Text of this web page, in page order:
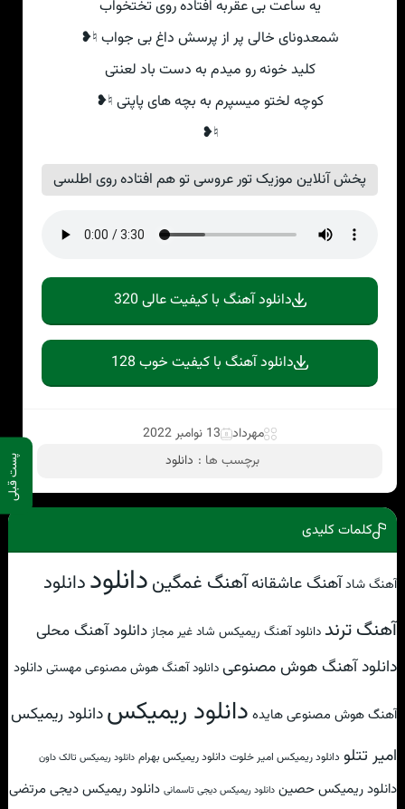
پست قبلی
یه ساعت بی عقربه افتاده روی تختخواب
شمعدونای خالی پر از پرسش داغ بی جواب ♮❥
کلید خونه رو میدم به دست باد لعنتی
کوچه لختو میسپرم به بچه های پاپتی ♮❥
♮❥
پخش آنلاین موزیک تور عروسی تو هم افتاده روی اطلسی
دانلود آهنگ با کیفیت عالی 320
دانلود آهنگ با کیفیت خوب 128
مهرداد 13 نوامبر 2022
برچسب ها : دانلود
کلمات کلیدی
آهنگ شادآهنگ عاشقانهآهنگ غمگیندانلوددانلود
آهنگ ترند دانلود آهنگ ریمیکس شاد غیر مجازدانلود آهنگ محلی
دانلود آهنگ هوش مصنوعیدانلود آهنگ هوش مصنوعی مهستیدانلود
آهنگ هوش مصنوعی هایده دانلود ریمیکسدانلود ریمیکس
امیر تتلو دانلود ریمیکس امیر خلوت دانلود ریمیکس بهرام دانلود ریمیکس تالک داون
دانلود ریمیکس حصین دانلود ریمیکس دیجی تاسمانی دانلود ریمیکس دیجی مرتضی